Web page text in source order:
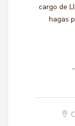
cargo de
hagas